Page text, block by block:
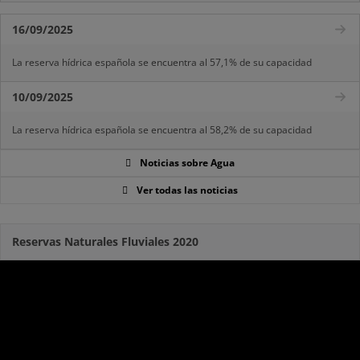
16/09/2025
La reserva hídrica española se encuentra al 57,1% de su capacidad
10/09/2025
La reserva hídrica española se encuentra al 58,2% de su capacidad
Noticias sobre Agua
Ver todas las noticias
Reservas Naturales Fluviales 2020